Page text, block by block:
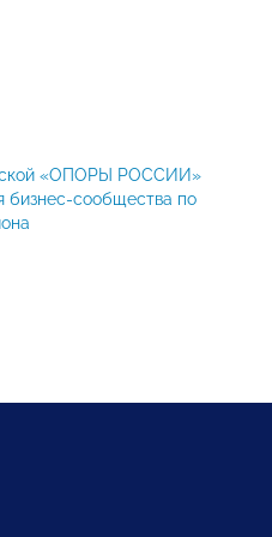
«ОПОРЫ РОССИИ»
бизнес-сообщества по